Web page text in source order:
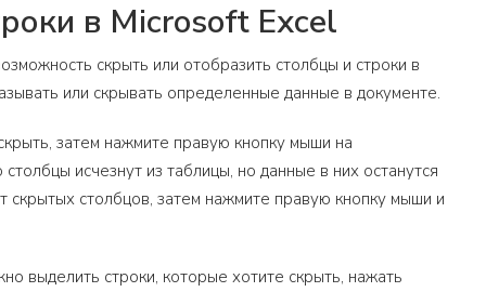
в Microsoft Excel
скрыть или отобразить столбцы и строки в
или скрывать определенные данные в документе.
затем нажмите правую кнопку мыши на
исчезнут из таблицы, но данные в них останутся
скрытых столбцов, затем нажмите правую кнопку мыши и
выделить строки, которые хотите скрыть, нажать